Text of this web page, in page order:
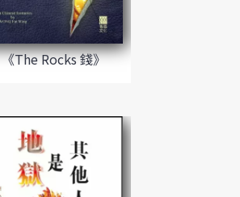
《The Rocks 錢》